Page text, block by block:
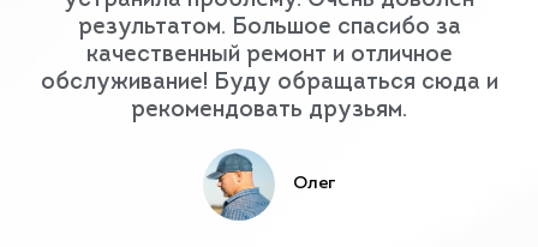
результатом. Большое спасибо за
качественный ремонт и отличное
обслуживание! Буду обращаться сюда и
рекомендовать друзьям.
Олег